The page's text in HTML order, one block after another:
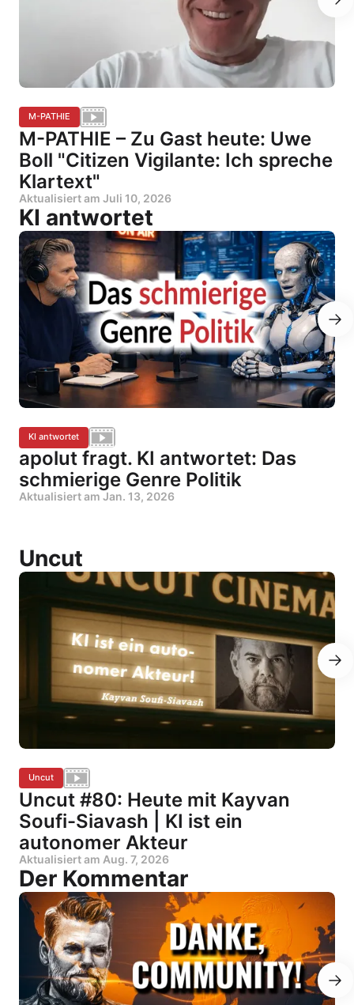
M-PATHIE
M-PATHIE – Zu Gast heute: Uwe
Boll "Citizen Vigilante: Ich spreche
Klartext"
Aktualisiert am Juli 10, 2026
KI antwortet
KI antwortet
apolut fragt. KI antwortet: Das
schmierige Genre Politik
Aktualisiert am Jan. 13, 2026
Uncut
Uncut
Uncut #80: Heute mit Kayvan
Soufi-Siavash | KI ist ein
autonomer Akteur
Aktualisiert am Aug. 7, 2026
Der Kommentar